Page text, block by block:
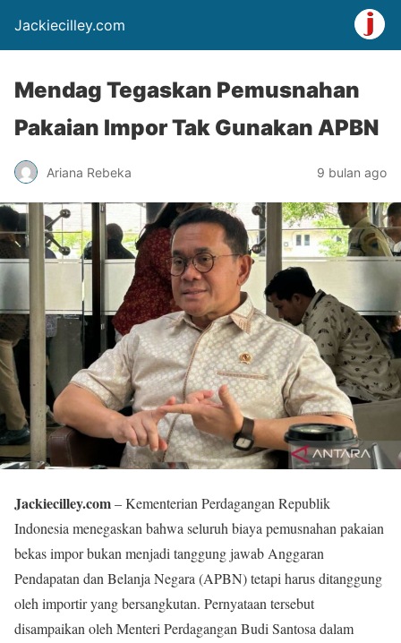
Jackiecilley.com
Mendag Tegaskan Pemusnahan
Pakaian Impor Tak Gunakan APBN
Ariana Rebeka 9 bulan ago
Jackiecilley.com– Kementerian Perdagangan Republik
Indonesia menegaskan bahwa seluruh biaya pemusnahan pakaian
bekas impor bukan menjadi tanggung jawab Anggaran
Pendapatan dan Belanja Negara (APBN) tetapi harus ditanggung
oleh importir yang bersangkutan. Pernyataan tersebut
disampaikan oleh Menteri Perdagangan Budi Santosa dalam